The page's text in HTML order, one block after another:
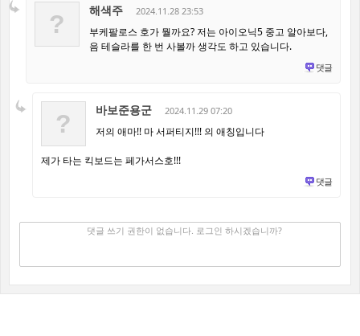
? 해색주 2024.11.28 23:53
부케팔로스 호가 뭘까요? 저는 아이오닉5 중고 알아보다,
음 테슬라를 한 번 사볼까 생각도 하고 있습니다.
댓글
? 바보준용군 2024.11.29 07:20
저의 애마!! 마 서퍼티지!!! 의 애칭입니다
제가 타는 킥보드는 페가서스호!!!
댓글
댓글 쓰기 권한이 없습니다. 로그인 하시겠습니까?